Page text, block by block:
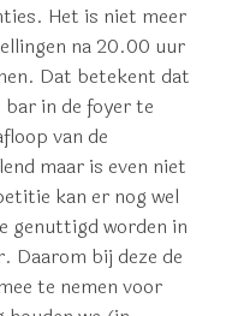
Het is niet meer
na 20.00 uur
Dat betekent dat
in de foyer te
van de
maar is even niet
kan er nog wel
genuttigd worden in
Daarom bij deze de
te nemen voor